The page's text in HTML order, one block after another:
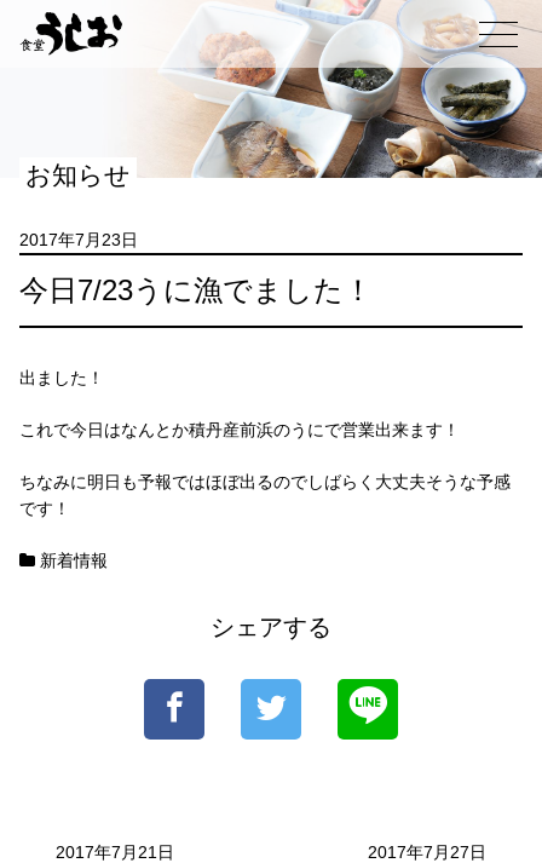
メニュー
お知らせ
2017年7月23日
今日7/23うに漁でました！
出ました！
これで今日はなんとか積丹産前浜のうにで営業出来ます！
ちなみに明日も予報ではほぼ出るのでしばらく大丈夫そうな予感
です！
新着情報
シェアする
2017年7月21日
2017年7月27日